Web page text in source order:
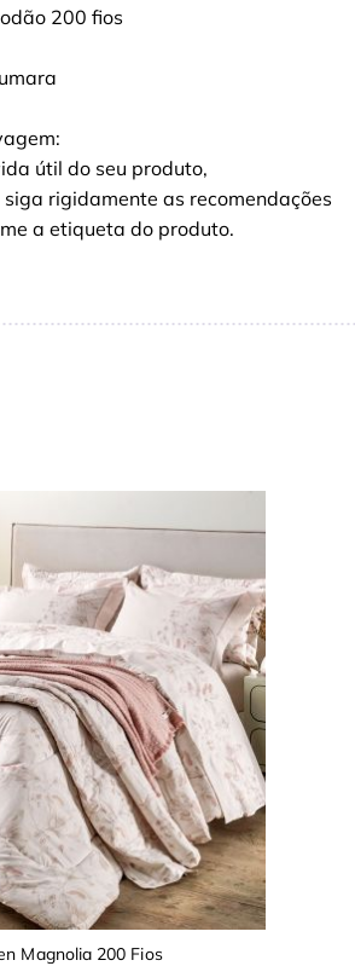
200 fios
útil do seu produto,
rigidamente as recomendações
a etiqueta do produto.
Magnolia 200 Fios